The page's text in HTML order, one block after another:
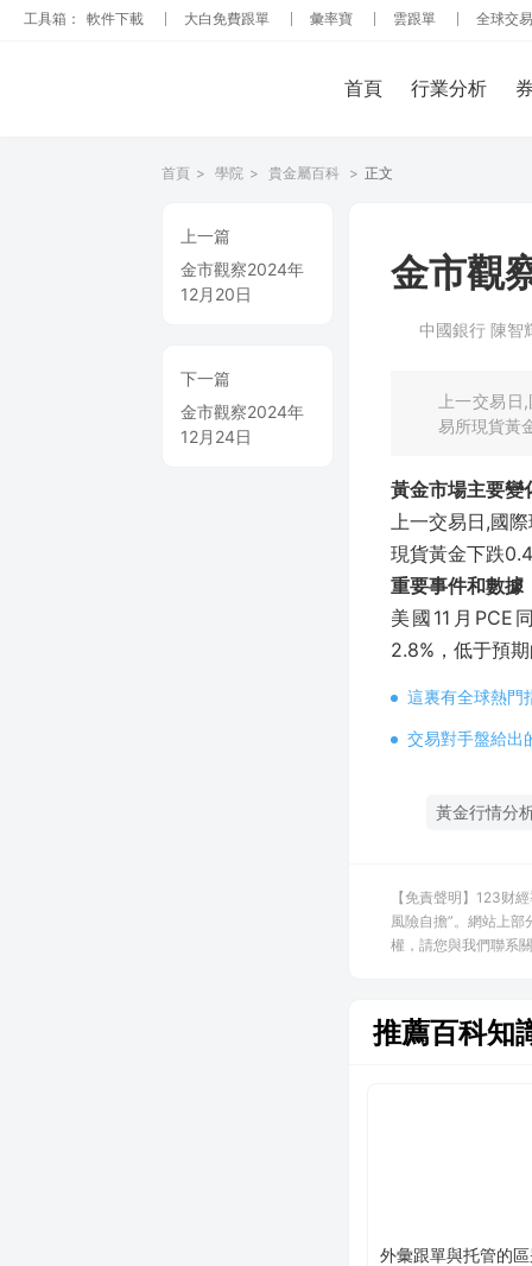
工具箱： 軟件下載 大白免費跟單 彙率寶 雲跟單 全球
首頁 行業分析
首頁 > 學院 > 貴金屬百科 > 正文
上一篇
金市觀察2024年
12月20日
下一篇
金市觀察2024年
12月24日
金市觀
中國銀行 陳智
上一交易
易所現貨黃
黃金市場主要變
上一交易日,國
現貨黃金下跌
重要事件和數據
美國11月PCE
2.8%，低于預
這裏有全球熱門
交易對手盤給出
黃金行情分
【免責聲明】123财
風險自擔”。網站上
權，請您與我們聯系
推薦百科知
外彙跟單與托管的